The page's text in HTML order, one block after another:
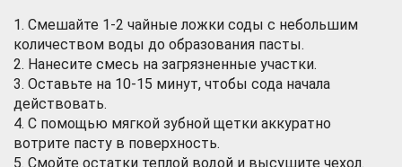
1. Смешайте 1-2 чайные ложки соды с небольшим
количеством воды до образования пасты.
2. Нанесите смесь на загрязненные участки.
3. Оставьте на 10-15 минут, чтобы сода начала
действовать.
4. С помощью мягкой зубной щетки аккуратно
вотрите пасту в поверхность.
5. Смойте остатки теплой водой и высушите чехол.